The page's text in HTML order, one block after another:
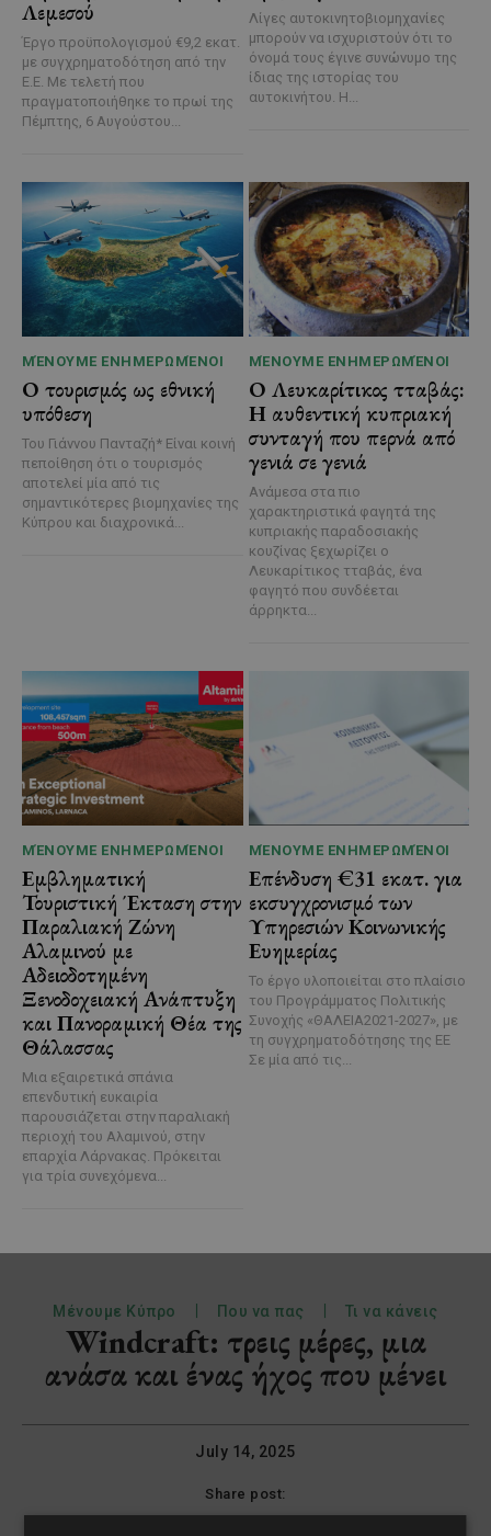
Λεμεσού
Έργο προϋπολογισμού €9,2 εκατ.
με συγχρηματοδότηση από την
Ε.Ε. Με τελετή που
πραγματοποιήθηκε το πρωί της
Πέμπτης, 6 Αυγούστου...
Λίγες αυτοκινητοβιομηχανίες
μπορούν να ισχυριστούν ότι το
όνομά τους έγινε συνώνυμο της
ίδιας της ιστορίας του
αυτοκινήτου. Η...
ΜΈΝΟΥΜΕ ΕΝΗΜΕΡΩΜΈΝΟΙ
Ο τουρισμός ως εθνική
υπόθεση
Του Γιάννου Πανταζή* Είναι κοινή
πεποίθηση ότι ο τουρισμός
αποτελεί μία από τις
σημαντικότερες βιομηχανίες της
Κύπρου και διαχρονικά...
ΜΈΝΟΥΜΕ ΕΝΗΜΕΡΩΜΈΝΟΙ
Ο Λευκαρίτικος τταβάς:
Η αυθεντική κυπριακή
συνταγή που περνά από
γενιά σε γενιά
Ανάμεσα στα πιο
χαρακτηριστικά φαγητά της
κυπριακής παραδοσιακής
κουζίνας ξεχωρίζει ο
Λευκαρίτικος τταβάς, ένα
φαγητό που συνδέεται
άρρηκτα...
ΜΈΝΟΥΜΕ ΕΝΗΜΕΡΩΜΈΝΟΙ
Εμβληματική
Τουριστική Έκταση στην
Παραλιακή Ζώνη
Αλαμινού με
Αδειοδοτημένη
Ξενοδοχειακή Ανάπτυξη
και Πανοραμική Θέα της
Θάλασσας
Μια εξαιρετικά σπάνια
επενδυτική ευκαιρία
παρουσιάζεται στην παραλιακή
περιοχή του Αλαμινού, στην
επαρχία Λάρνακας. Πρόκειται
για τρία συνεχόμενα...
ΜΈΝΟΥΜΕ ΕΝΗΜΕΡΩΜΈΝΟΙ
Επένδυση €31 εκατ. για
εκσυγχρονισμό των
Υπηρεσιών Κοινωνικής
Ευημερίας
Το έργο υλοποιείται στο πλαίσιο
του Προγράμματος Πολιτικής
Συνοχής «ΘΑΛΕΙΑ2021-2027», με
τη συγχρηματοδότησης της ΕΕ
Σε μία από τις...